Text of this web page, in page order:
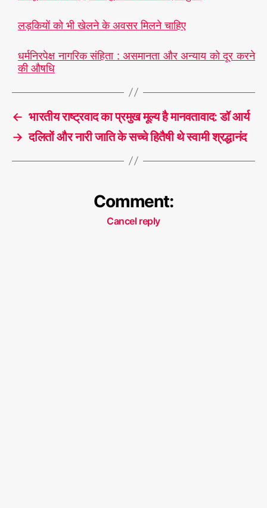
लड़कियों को भी खेलने के अवसर मिलने चाहिए
धर्मनिरपेक्ष नागरिक संहिता : असमानता और अन्याय को दूर करने
की औषधि
← भारतीय राष्ट्रवाद का प्रमुख मूल्य है मानवतावाद: डॉ आर्य
→ दलितों और नारी जाति के सच्चे हितैषी थे स्वामी श्रद्धानंद
Comment:
Cancel reply